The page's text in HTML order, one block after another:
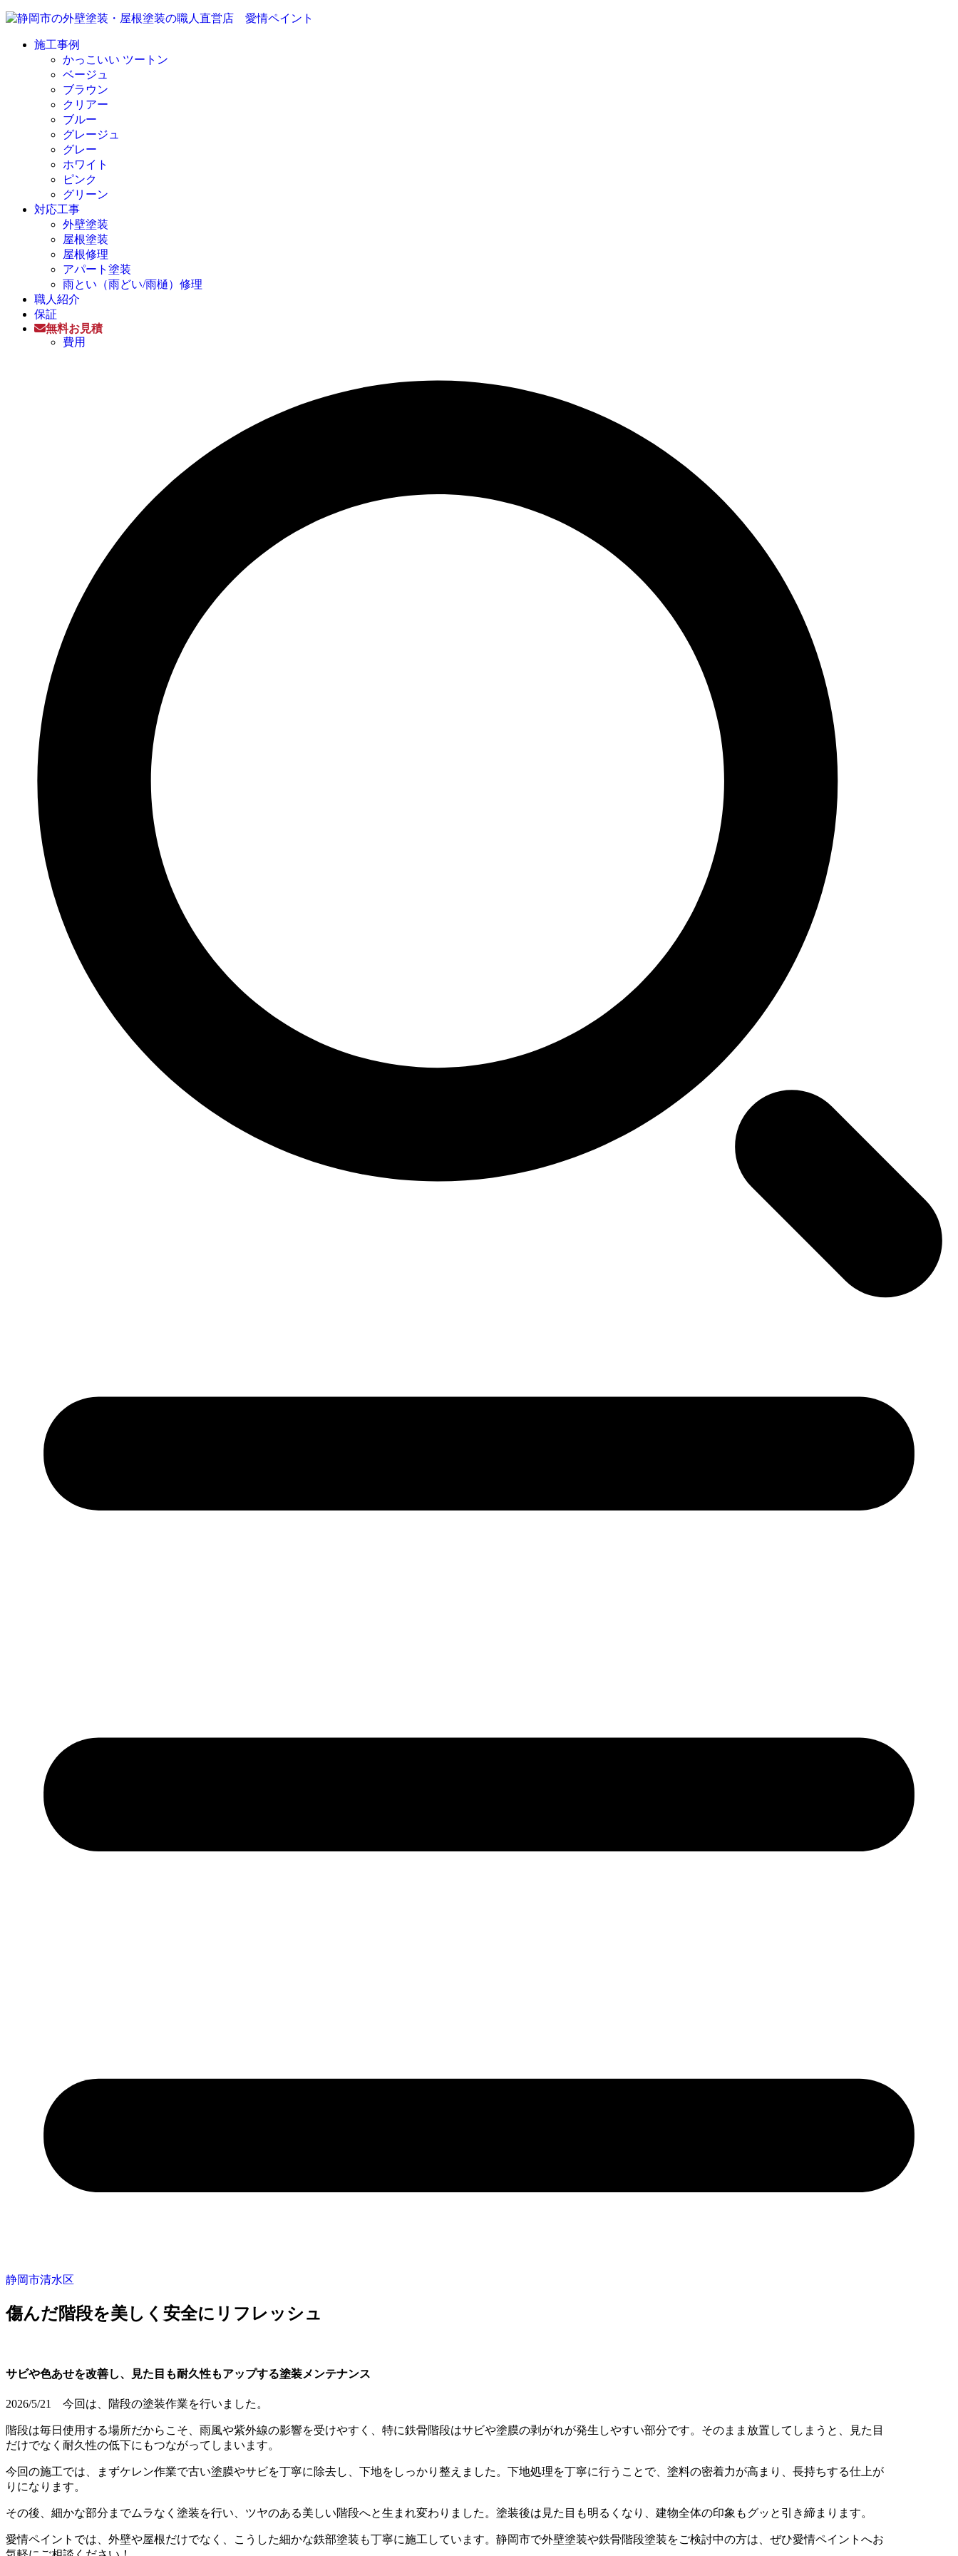
施工事例
かっこいい ツートン
ベージュ
ブラウン
クリアー
ブルー
グレージュ
グレー
ホワイト
ピンク
グリーン
対応工事
外壁塗装
屋根塗装
屋根修理
アパート塗装
雨とい（雨どい/雨樋）修理
職人紹介
保証
無料お見積
費用
静岡市清水区
傷んだ階段を美しく安全にリフレッシュ
サビや色あせを改善し、見た目も耐久性もアップする塗装メンテナンス
2026/5/21 今回は、階段の塗装作業を行いました。
階段は毎日使用する場所だからこそ、雨風や紫外線の影響を受けやすく、特に鉄骨階段はサビや塗膜の剥がれが発生しやすい部分です。そのまま放置してしまうと、見た目
だけでなく耐久性の低下にもつながってしまいます。
今回の施工では、まずケレン作業で古い塗膜やサビを丁寧に除去し、下地をしっかり整えました。下地処理を丁寧に行うことで、塗料の密着力が高まり、長持ちする仕上が
りになります。
その後、細かな部分までムラなく塗装を行い、ツヤのある美しい階段へと生まれ変わりました。塗装後は見た目も明るくなり、建物全体の印象もグッと引き締まります。
愛情ペイントでは、外壁や屋根だけでなく、こうした細かな鉄部塗装も丁寧に施工しています。静岡市で外壁塗装や鉄骨階段塗装をご検討中の方は、ぜひ愛情ペイントへお